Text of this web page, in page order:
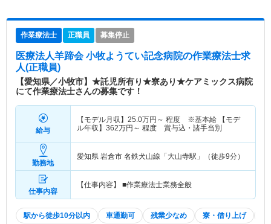
作業療法士 正職員 募集停止
医療法人羊蹄会 小牧ようてい記念病院の作業療法士求
人(正職員)
【愛知県／小牧市】★託児所有り★寮あり★ケアミックス病院
にて作業療法士さんの募集です！
給与
【モデル月収】 25.0万円～ 程度 ※基本給 【モデ
ル年収】 362万円～ 程度 賞与込・諸手当別
勤務地
愛知県 岩倉市 名鉄犬山線「大山寺駅」（徒歩9分）
仕事内容
【仕事内容】 ■作業療法士業務全般
駅から徒歩10分以内 車通勤可 残業少なめ 寮・借り上げ